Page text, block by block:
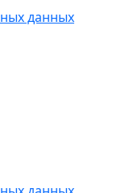
данных